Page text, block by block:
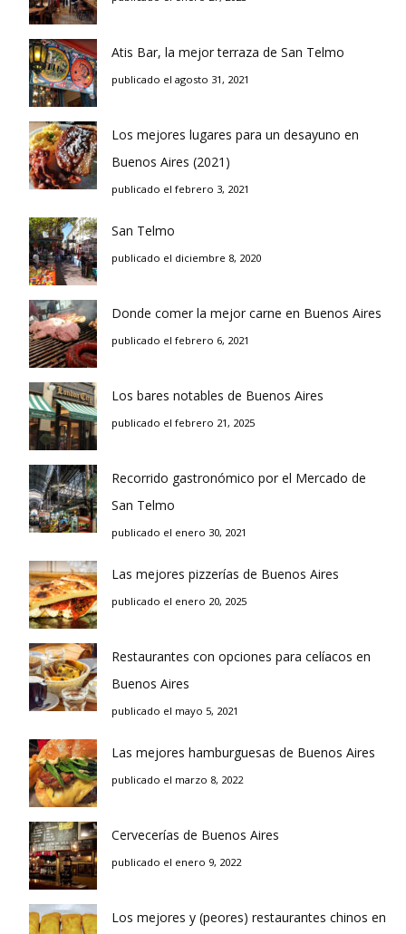
Atis Bar, la mejor terraza de San Telmo
publicado el agosto 31, 2021
Los mejores lugares para un desayuno en
Buenos Aires (2021)
publicado el febrero 3, 2021
San Telmo
publicado el diciembre 8, 2020
Donde comer la mejor carne en Buenos Aires
publicado el febrero 6, 2021
Los bares notables de Buenos Aires
publicado el febrero 21, 2025
Recorrido gastronómico por el Mercado de
San Telmo
publicado el enero 30, 2021
Las mejores pizzerías de Buenos Aires
publicado el enero 20, 2025
Restaurantes con opciones para celíacos en
Buenos Aires
publicado el mayo 5, 2021
Las mejores hamburguesas de Buenos Aires
publicado el marzo 8, 2022
Cervecerías de Buenos Aires
publicado el enero 9, 2022
Los mejores y (peores) restaurantes chinos en